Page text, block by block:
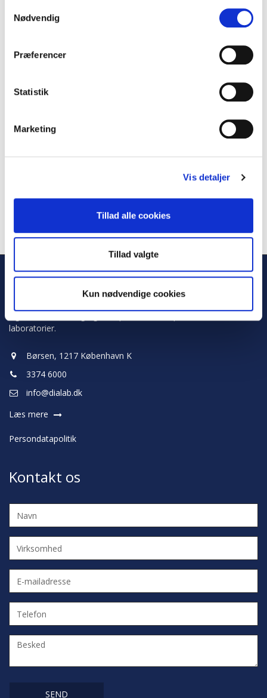
Nødvendig
Præferencer
Statistik
Marketing
Vis detaljer
Tillad alle cookies
Tillad valgte
Kun nødvendige cookies
IVUS Medical ApS
laboratorier.
Børsen, 1217 København K
3374 6000
info@dialab.dk
Læs mere
Persondatapolitik
Kontakt os
mailadresse
Besked